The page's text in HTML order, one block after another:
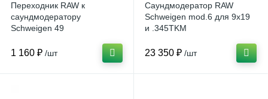
Переходник RAW к
саундмодератору
Schweigen 49
1 160 ₽ /шт
Саундмодератор RAW
Schweigen mod.6 для 9x19
и .345TKM
23 350 ₽ /шт